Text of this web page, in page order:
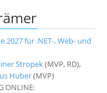
2027 für .NET-, Web- und
Stropek(MVP, RD),
Huber(MVP)
ONLINE: